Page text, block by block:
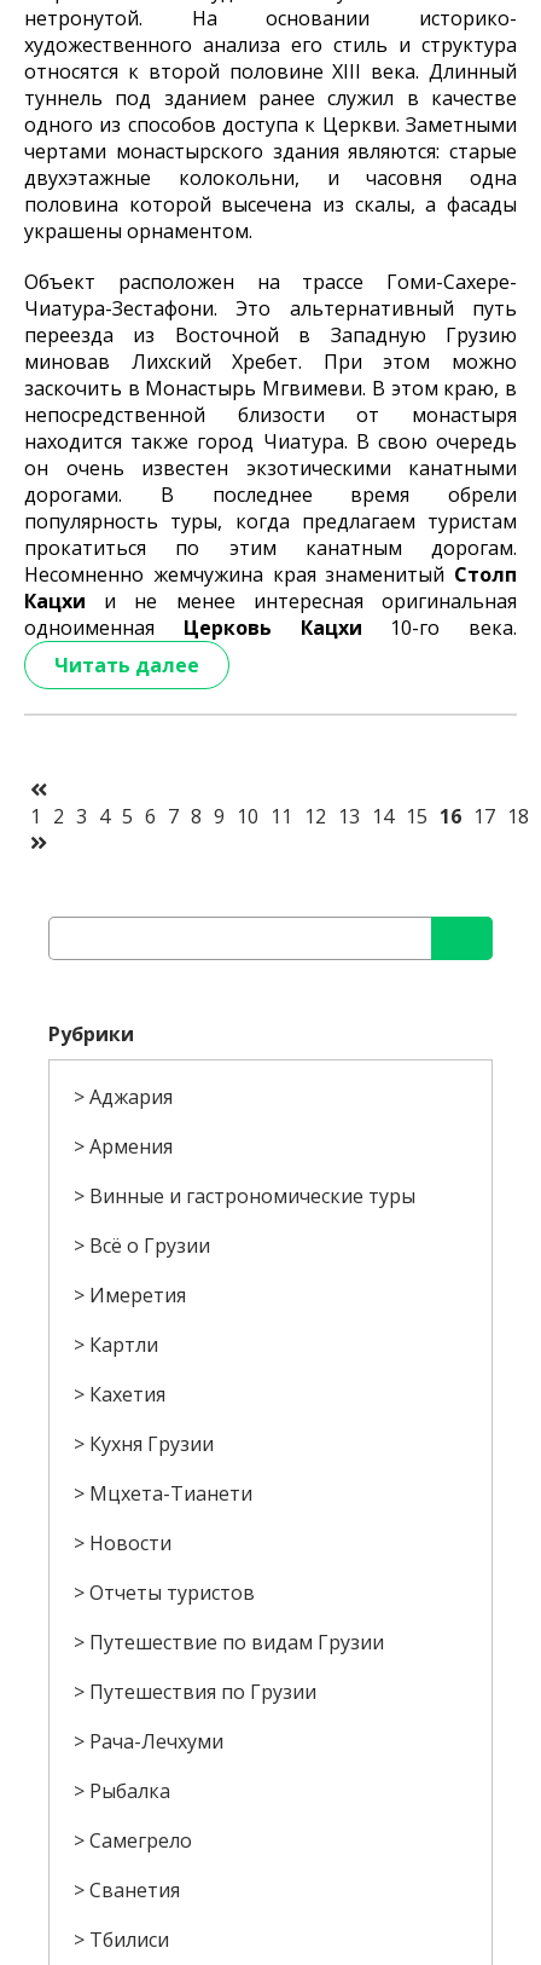
нетронутой. На основании историко-
художественного анализа его стиль и структура
относятся к второй половине XIII века. Длинный
туннель под зданием ранее служил в качестве
одного из способов доступа к Церкви. Заметными
чертами монастырского здания являются: старые
двухэтажные колокольни, и часовня одна
половина которой высечена из скалы, а фасады
украшены орнаментом.
Объект расположен на трассе Гоми-Сахере-
Чиатура-Зестафони. Это альтернативный путь
переезда из Восточной в Западную Грузию
миновав Лихский Хребет. При этом можно
заскочить в Монастырь Мгвимеви. В этом краю, в
непосредственной близости от монастыря
находится также город Чиатура. В свою очередь
он очень известен экзотическими канатными
дорогами. В последнее время обрели
популярность туры, когда предлагаем туристам
прокатиться по этим канатным дорогам.
Несомненно жемчужина края знаменитый Столп
Кацхи и не менее интересная оригинальная
одноименная Церковь Кацхи 10-го века.
Читать далее
1 2 3 4 5 6 7 8 9 10 11 12 13 14 15 16 17 18
Рубрики
Аджария
Армения
Винные и гастрономические туры
Всё о Грузии
Имеретия
Картли
Кахетия
Кухня Грузии
Мцхета-Тианети
Новости
Отчеты туристов
Путешествие по видам Грузии
Путешествия по Грузии
Рача-Лечхуми
Рыбалка
Самегрело
Сванетия
Тбилиси